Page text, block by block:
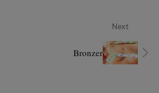
Next
Bronzer